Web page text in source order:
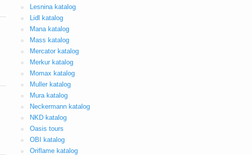
Lesnina katalog
Lidl katalog
Mana katalog
Mass katalog
Mercator katalog
Merkur katalog
Momax katalog
Muller katalog
Mura katalog
Neckermann katalog
NKD katalog
Oasis tours
OBI katalog
Oriflame katalog